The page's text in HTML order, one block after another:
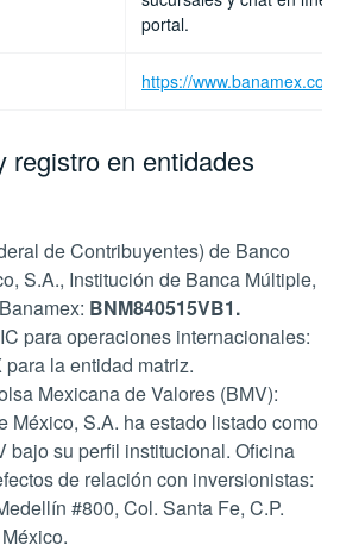
portal.
https://
registro en entidades
de Contribuyentes) de Banco
S.A., Institución de Banca Múltiple,
BNM840515VB1.
para operaciones internacionales:
para la entidad matriz.
Mexicana de Valores (BMV):
México, S.A. ha estado listado como
bajo su perfil institucional. Oficina
de relación con inversionistas:
#800, Col. Santa Fe, C.P.